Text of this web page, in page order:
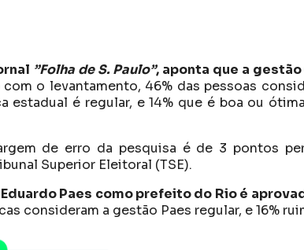
”Folha de S. Paulo”, aponta que a
com o levantamento, 46% das pessoas
é regular, e 14% que é boa ou
de erro da pesquisa é de 3 pontos
Superior Eleitoral (TSE).
Paes como prefeito do Rio é
consideram a gestão Paes regular, e 16%